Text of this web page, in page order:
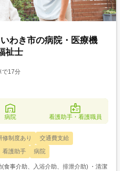
わき市の病院・医療機
祉士
で17分
病院 看護助手・看護職員
修制度あり
交通費支給
看護助手 病院